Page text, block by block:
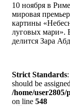
10 ноября в
мировая
картины
луговых мари».
делится Зара
Strict Standards
should be
/home/
on line 548